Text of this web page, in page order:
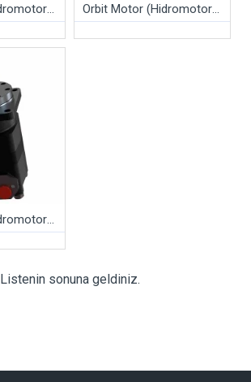
Orbit Motor (Hidromotor) - GMR Serisi Orbit Motor (Hidromotor) - GMS Serisi
Orbit Motor (Hidromotor) - GMT Serisi
Listenin sonuna geldiniz.